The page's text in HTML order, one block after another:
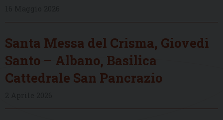
Santa Messa del Crisma, Giovedì
Santo – Albano, Basilica
Cattedrale San Pancrazio